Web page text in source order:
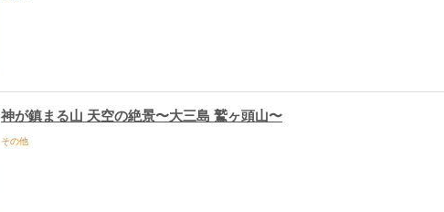
神が鎮まる山 天空の絶景〜大三島 鷲ヶ頭山〜
その他